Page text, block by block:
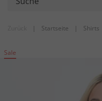
| Startseite | Shirts
Sale